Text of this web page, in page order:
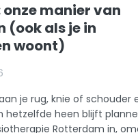
manier van
(ook als je in
woont)
je rug, knie of schouder
hetzelfde heen blijft
Rotterdam in,